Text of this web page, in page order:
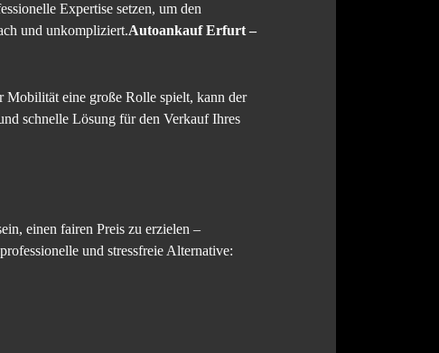
Expertise setzen, um den
und unkompliziert.Autoankauf Erfurt –
Mobilität eine große Rolle spielt, kann der
schnelle Lösung für den Verkauf Ihres
einen fairen Preis zu erzielen –
und stressfreie Alternative: